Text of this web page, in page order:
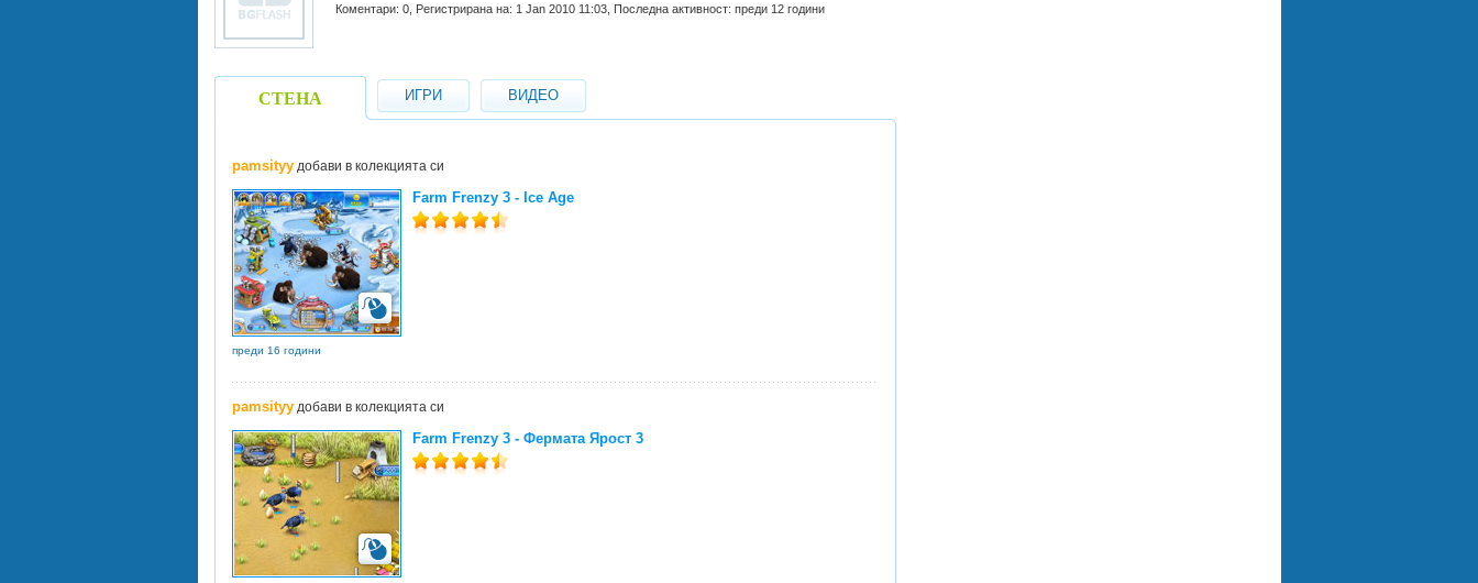
Коментари: 0, Регистрирана на: 1 Jan 2010 11:03, Последна активност: преди 12 години
СТЕНА ИГРИ ВИДЕО
pamsityyдобави в колекцията си
Farm Frenzy 3 - Ice Age
преди 16 години
pamsityyдобави в колекцията си
Farm Frenzy 3 - Фермата Ярост 3